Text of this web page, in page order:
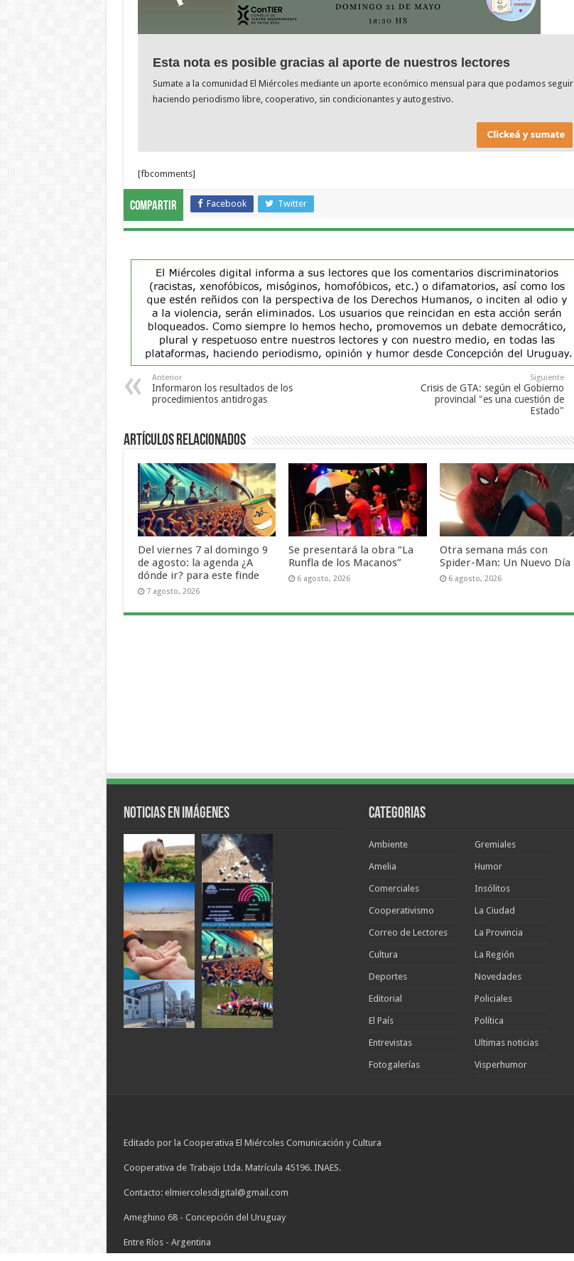
Esta nota es posible gracias al aporte de nuestros lectores
Sumate a la comunidad El Miércoles mediante un aporte económico mensual para que podamos seguir
haciendo periodismo libre, cooperativo, sin condicionantes y autogestivo.
[fbcomments]
Compartir Facebook Twitter
Anterior
Informaron los resultados de los
procedimientos antidrogas
Siguiente
Crisis de GTA: según el Gobierno
provincial "es una cuestión de
Estado"
Artículos Relacionados
Del viernes 7 al domingo 9
de agosto: la agenda ¿A
dónde ir? para este finde
7 agosto, 2026
Se presentará la obra “La
Runfla de los Macanos”
6 agosto, 2026
Otra semana más con
Spider-Man: Un Nuevo Día
6 agosto, 2026
Noticias en Imágenes Categorias
Ambiente
Amelia
Comerciales
Cooperativismo
Correo de Lectores
Cultura
Deportes
Editorial
El País
Entrevistas
Fotogalerías
Gremiales
Humor
Insólitos
La Ciudad
La Provincia
La Región
Novedades
Policiales
Política
Ultimas noticias
Visperhumor
Editado por la Cooperativa El Miércoles Comunicación y Cultura
Cooperativa de Trabajo Ltda. Matrícula 45196. INAES.
Contacto: elmiercolesdigital@gmail.com
Ameghino 68 - Concepción del Uruguay
Entre Ríos - Argentina